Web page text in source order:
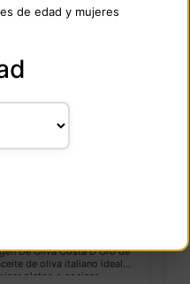
De Oliva Costa D Oro de
de oliva italiano ideal
platos o cocinar.
de edad y mujeres